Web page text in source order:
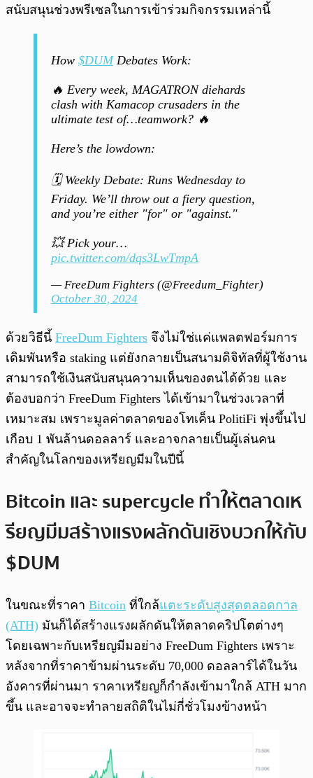
สนับสนุนช่วงพรีเซลในการเข้าร่วมกิจกรรมเหล่านี้
How $DUMDebates Work:
🔥 Every week, MAGATRON diehards
clash with Kamacop crusaders in the
ultimate test of…teamwork? 🔥
Here’s the lowdown:
🗓️ Weekly Debate: Runs Wednesday to
Friday. We’ll throw out a fiery question,
and you’re either "for" or "against."
💥 Pick your…
pic.twitter.com/dqs3LwTmpA
— FreeDum Fighters (@Freedum_Fighter)
October 30, 2024
ด้วยวิธีนี้ FreeDum Fighters จึงไม่ใช่แค่แพลตฟอร์มการ
เดิมพันหรือ staking แต่ยังกลายเป็นสนามดิจิทัลที่ผู้ใช้งาน
สามารถใช้เงินสนับสนุนความเห็นของตนได้ด้วย และ
ต้องบอกว่า FreeDum Fighters ได้เข้ามาในช่วงเวลาที่
เหมาะสม เพราะมูลค่าตลาดของโทเค็น PolitiFi พุ่งขึ้นไป
เกือบ 1 พันล้านดอลลาร์ และอาจกลายเป็นผู้เล่นคน
สำคัญในโลกของเหรียญมีมในปีนี้
Bitcoin และ​ supercycle ทำให้ตลาดเห
รียญมีมสร้างแรงผลักดันเชิงบวกให้กับ
$DUM
ในขณะที่ราคา Bitcoin ที่ใกล้แตะระดับสูงสุดตลอดกาล
(ATH) มันก็ได้สร้างแรงผลักดันให้ตลาดคริปโตต่างๆ
โดยเฉพาะกับเหรียญมีมอย่าง FreeDum Fighters เพราะ
หลังจากที่ราคาข้ามผ่านระดับ 70,000 ดอลลาร์ได้ในวัน
อังคารที่ผ่านมา ราคาเหรียญก็กำลังเข้ามาใกล้ ATH มาก
ขึ้น และอาจจะทำลายสถิติในไม่กี่ชั่วโมงข้างหน้า